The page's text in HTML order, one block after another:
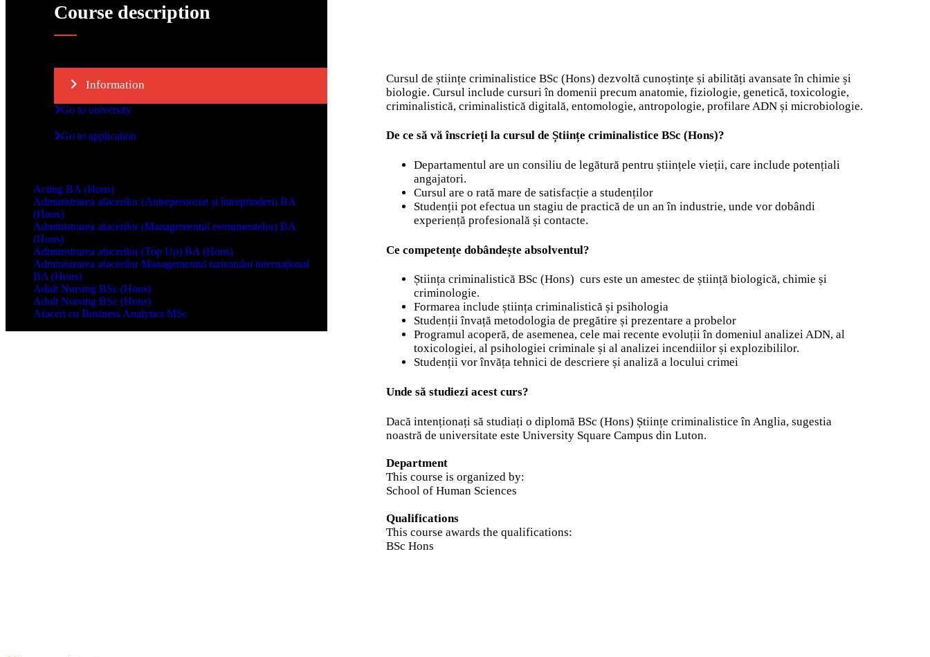
Course description
Information
Go to university
Go to application
Acting BA (Hons)
Administrarea afacerilor (Antreprenoriat și întreprinderi) BA
(Hons)
Administrarea afacerilor (Managementul evenimentelor) BA
(Hons)
Administrarea afacerilor (Top Up) BA (Hons)
Administrarea afacerilor Managementul turismului internațional
BA (Hons)
Adult Nursing BSc (Hons)
Adult Nursing BSc (Hons)
Afaceri cu Business Analytics MSc
Cursul de științe criminalistice BSc (Hons) dezvoltă cunoștințe și abilități avansate în chimie și
biologie. Cursul include cursuri în domenii precum anatomie, fiziologie, genetică, toxicologie,
criminalistică, criminalistică digitală, entomologie, antropologie, profilare ADN și microbiologie.
De ce să vă înscrieți la cursul de Științe criminalistice BSc (Hons)?
Departamentul are un consiliu de legătură pentru științele vieții, care include potențiali
angajatori.
Cursul are o rată mare de satisfacție a studenților
Studenții pot efectua un stagiu de practică de un an în industrie, unde vor dobândi
experiență profesională și contacte.
Ce competențe dobândește absolventul?
Știința criminalistică BSc (Hons) curs este un amestec de știință biologică, chimie și
criminologie.
Formarea include știința criminalistică și psihologia
Studenții învață metodologia de pregătire și prezentare a probelor
Programul acoperă, de asemenea, cele mai recente evoluții în domeniul analizei ADN, al
toxicologiei, al psihologiei criminale și al analizei incendiilor și explozibililor.
Studenții vor învăța tehnici de descriere și analiză a locului crimei
Unde să studiezi acest curs?
Dacă intenționați să studiați o diplomă BSc (Hons) Științe criminalistice în Anglia, sugestia
noastră de universitate este University Square Campus din Luton.
Department
This course is organized by:
School of Human Sciences
Qualifications
This course awards the qualifications:
BSc Hons